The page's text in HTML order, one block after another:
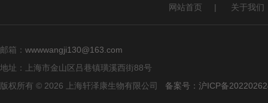
网站首页 | 关于我们
邮箱： wwwwangji130@163.com
地址：上海市金山区吕巷镇璜溪西街88号
版权所有 © 2026 上海轩泽康生物有限公司 备案号：沪ICP备